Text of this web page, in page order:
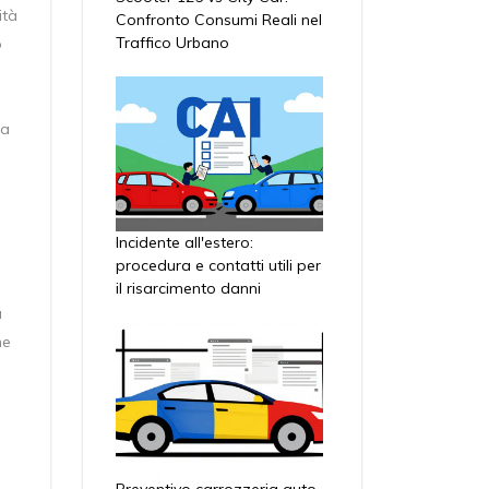
Confronto Consumi Reali nel
Traffico Urbano
Incidente all'estero:
procedura e contatti utili per
il risarcimento danni